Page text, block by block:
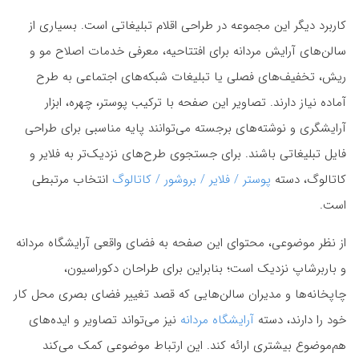
کاربرد دیگر این مجموعه در طراحی اقلام تبلیغاتی است. بسیاری از
سالن‌های آرایش مردانه برای افتتاحیه، معرفی خدمات اصلاح مو و
ریش، تخفیف‌های فصلی یا تبلیغات شبکه‌های اجتماعی به طرح
آماده نیاز دارند. تصاویر این صفحه با ترکیب پوستر، چهره، ابزار
آرایشگری و نوشته‌های برجسته می‌توانند پایه مناسبی برای طراحی
فایل تبلیغاتی باشند. برای جستجوی طرح‌های نزدیک‌تر به فلایر و
کاتالوگ، دسته پوستر / فلایر / بروشور / کاتالوگ انتخاب مرتبطی
است.
از نظر موضوعی، محتوای این صفحه به فضای واقعی آرایشگاه مردانه
و باربرشاپ نزدیک است؛ بنابراین برای طراحان دکوراسیون،
چاپخانه‌ها و مدیران سالن‌هایی که قصد تغییر فضای بصری محل کار
خود را دارند، دسته آرایشگاه مردانه نیز می‌تواند تصاویر و ایده‌های
هم‌موضوع بیشتری ارائه کند. این ارتباط موضوعی کمک می‌کند